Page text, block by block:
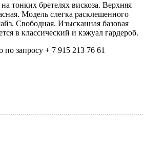
тонких бретелях вискоза. Верхняя
Модель слегка расклешенного
Cвободная. Изысканная базовая
в классический и кэжуал гардероб.
по запросу + 7 915 213 76 61